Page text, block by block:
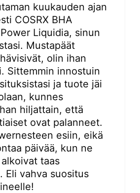
kuukauden ajan
COSRX BHA
Liquidia, sinun
Mustapäät
olin ihan
Sittemmin innostuin
ja tuote jäi
kunnes
hiljattain, että
ovat palanneet.
esiin, eikä
päivää, kun ne
taas
Eli vahva suositus